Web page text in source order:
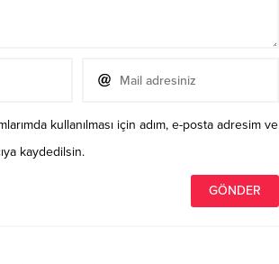
kullanılması için adım, e-posta adresim ve
kaydedilsin.